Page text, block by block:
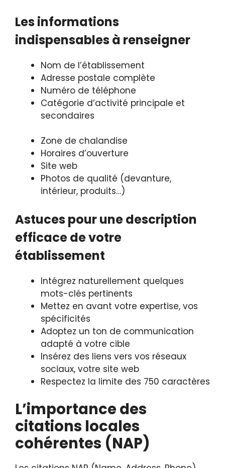
Les informations
indispensables à renseigner
Nom de l’établissement
Adresse postale complète
Numéro de téléphone
Catégorie d’activité principale et
secondaires
Zone de chalandise
Horaires d’ouverture
Site web
Photos de qualité (devanture,
intérieur, produits…)
Astuces pour une description
efficace de votre
établissement
Intégrez naturellement quelques
mots-clés pertinents
Mettez en avant votre expertise, vos
spécificités
Adoptez un ton de communication
adapté à votre cible
Insérez des liens vers vos réseaux
sociaux, votre site web
Respectez la limite des 750 caractères
L’importance des
citations locales
cohérentes (NAP)